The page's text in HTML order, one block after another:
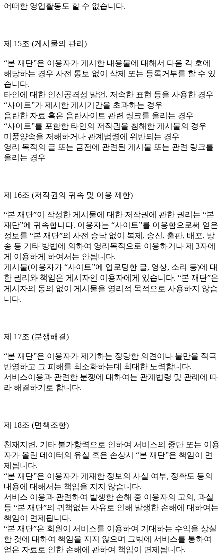
어떠한 영업활동도 할 수 없습니다.
제 15조 (게시물의 관리)
“본 재단”은 이용자가 게시한 내용물에 대해서 다음 각 호에
해당하는 경우 사전 통보 없이 삭제 또는 등록거부를 할 수 있
습니다.
타인에 대한 인신공격성 발언, 저속한 표현 등을 사용한 경우
“사이트”가 제시한 게시기간을 초과하는 경우
음란한 자료 혹은 음란사이트 관련 링크를 올리는 경우
“사이트”를 포함한 타인의 저작권을 침해한 게시물의 경우
미풍양속을 저해하거나 관계법령에 위반되는 경우
영리 목적의 글 또는 금전에 관련된 게시물 또는 관련 링크를
올리는 경우
제 16조 (저작권의 귀속 및 이용 제한)
“본 재단”이 작성한 게시물에 대한 저작권에 관한 권리는 “본
재단”에 귀속합니다. 이용자는 “사이트”를 이용함으로써 얻은
정보를 “본 재단”의 사전 승낙 없이 복제, 송신, 출판, 배포, 방
송 등 기타 방법에 의하여 영리목적으로 이용하거나 제 3자에
게 이용하게 하여서는 안됩니다.
게시물(이용자가 “사이트”에 업로딩한 글, 영상, 소리 등)에 대
한 권리와 책임은 게시자인 이용자에게 있습니다. “본 재단”은
게시자의 동의 없이 게시물을 영리적 목적으로 사용하지 않습
니다.
제 17조 (분쟁해결)
“본 재단”은 이용자가 제기하는 정당한 의견이나 불만을 적극
반영하고 그 피해를 최소화하는데 최대한 노력합니다.
서비스이용과 관련한 분쟁에 대하여는 관계법령 및 관례에 따
라 해결하기로 합니다.
제 18조 (면책조항)
천재지변, 기타 불가항력으로 인하여 서비스의 중단 또는 이용
자가 올린 데이터의 유실 혹은 손상시 “본 재단”은 책임이 면
제됩니다.
“본 재단”은 이용자가 게재한 정보의 사실 여부, 정확도 등의
내용에 대해서는 책임을 지지 않습니다.
서비스 이용과 관련하여 발생한 손해 중 이용자의 고의, 과실
등 “본 재단”의 귀책없는 사유로 인해 발생한 손해에 대하여는
책임이 면제됩니다.
“본 재단”은 회원이 서비스를 이용하여 기대하는 수익을 상실
한 것에 대하여 책임을 지지 않으며 그밖에 서비스를 통하여
얻은 자료로 인한 손해에 관하여 책임이 면제됩니다.